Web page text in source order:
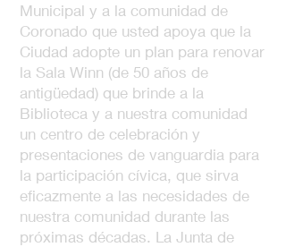
Municipal y a la comunidad de
Coronado que usted apoya que la
Ciudad adopte un plan para renovar
la Sala Winn (de 50 años de
antigüedad) que brinde a la
Biblioteca y a nuestra comunidad
un centro de celebración y
presentaciones de vanguardia para
la participación cívica, que sirva
eficazmente a las necesidades de
nuestra comunidad durante las
próximas décadas. La Junta de